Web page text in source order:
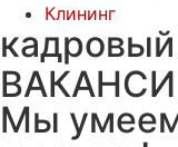
Клининг
Мы умеем